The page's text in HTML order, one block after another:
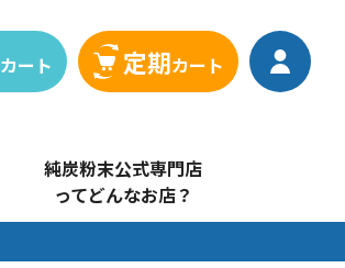
カート 定期カート
純炭粉末公式専門店
ってどんなお店？